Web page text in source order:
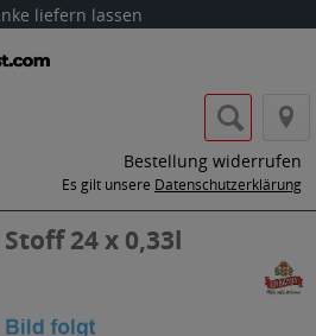
liefern lassen
Bestellung widerrufen
Es gilt unsere Datenschutzerklärung
24 x 0,33l